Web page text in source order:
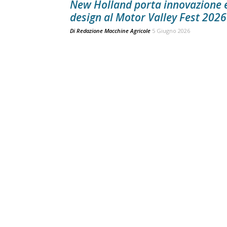
New Holland porta innovazione
design al Motor Valley Fest 2026
Di Redazione Macchine Agricole 5 Giugno 2026